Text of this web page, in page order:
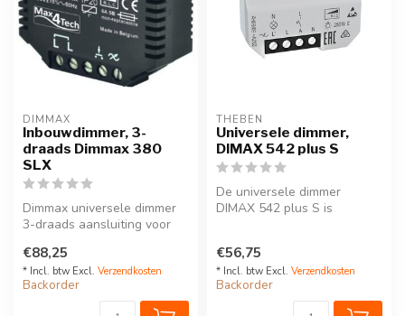
DIMMAX
Inbouwdimmer, 3-
draads Dimmax 380
SLX
Dimmax universele dimmer
3-draads aansluiting voor
verlichtin...
€88,25
* Incl. btw Excl. Verzendkosten
Backorder
THEBEN
Universele dimmer,
DIMAX 542 plus S
De universele dimmer
DIMAX 542 plus S is
€56,75
* Incl. btw Excl. Verzendkosten
Backorder